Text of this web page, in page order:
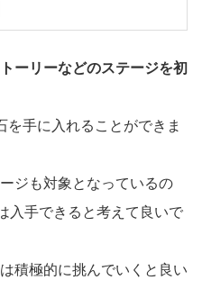
ーリーなどのステージを初
を手に入れることができま
ジも対象となっているの
入手できると考えて良いで
積極的に挑んでいくと良い